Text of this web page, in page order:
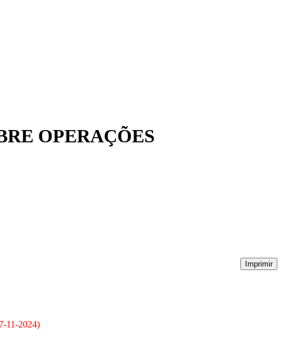
OPERAÇÕES
Imprimir
11-2024)